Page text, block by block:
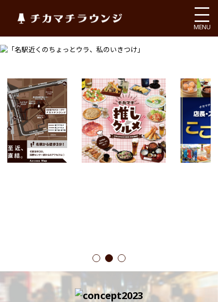
チカマチラウンジ
MENU
1 2 3